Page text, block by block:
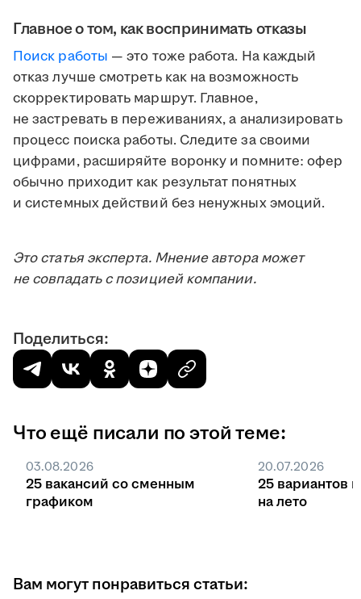
Главное о том, как воспринимать отказы
Поиск работы — это тоже работа. На каждый
отказ лучше смотреть как на возможность
скорректировать маршрут. Главное,
не застревать в переживаниях, а анализировать
процесс поиска работы. Следите за своими
цифрами, расширяйте воронку и помните: офер
обычно приходит как результат понятных
и системных действий без ненужных эмоций.
Это статья эксперта. Мнение автора может
не совпадать с позицией компании.
Поделиться:
Что ещё писали по этой теме:
03.08.2026
25 вакансий со сменным
графиком
20.07.2026
25 вариантов
на лето
Вам могут понравиться статьи: